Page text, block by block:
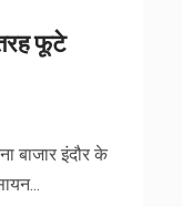
फूटे
बाजार इंदौर के